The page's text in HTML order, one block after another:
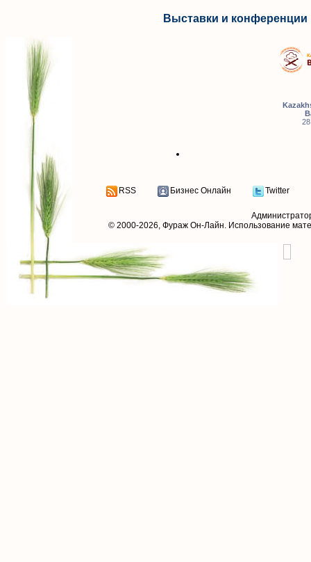
Выставки и конференции
RSS Бизнес Онлайн Twitter
© 2000-2026, Фураж Он-Лайн. Использование